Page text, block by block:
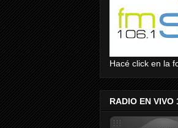
Hacé click en la
RADIO EN VIVO